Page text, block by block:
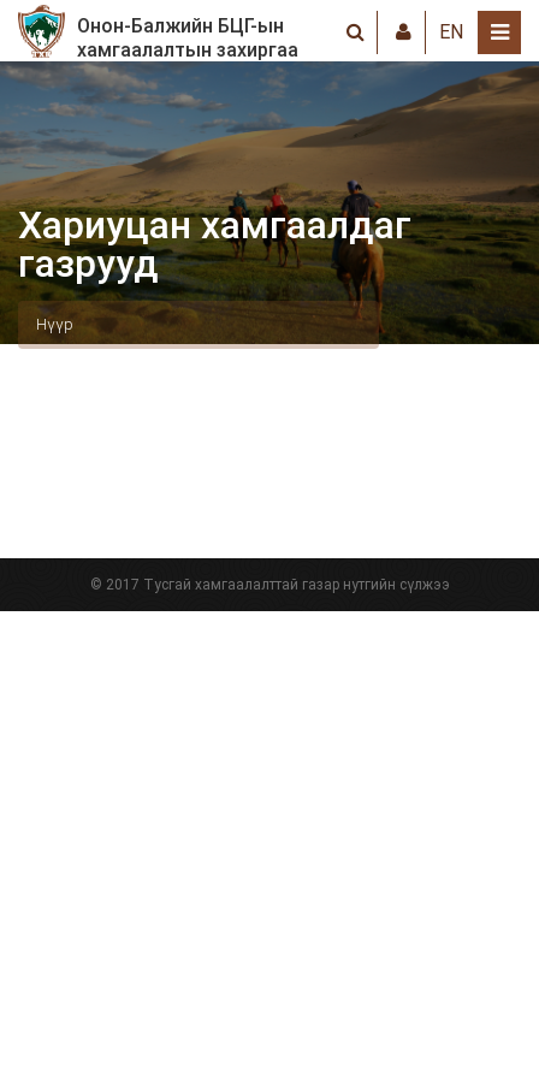
Онон-Балжийн БЦГ-ын
хамгаалалтын захиргаа
EN
Хариуцан хамгаалдаг
газрууд
Нүүр
© 2017 Тусгай хамгаалалттай газар нутгийн сүлжээ